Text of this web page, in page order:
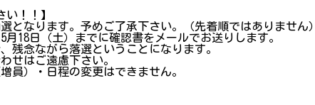
い！！】
となります。予めご了承下さい。（先着順ではありません）
月18日（土）までに確認書をメールでお送りします。
残念ながら落選ということになります。
せはご遠慮下さい。
員）・日程の変更はできません。